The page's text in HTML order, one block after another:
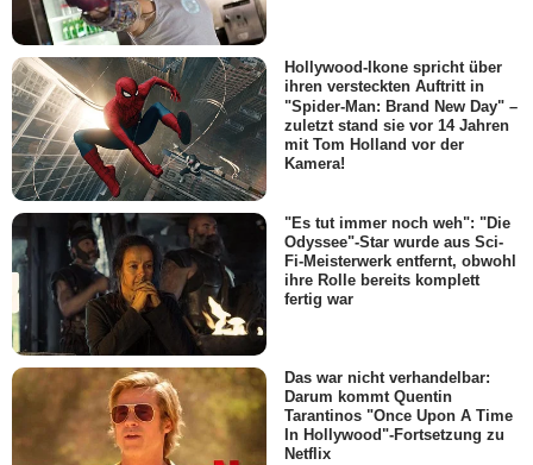
Hollywood-Ikone spricht über
ihren versteckten Auftritt in
"Spider-Man: Brand New Day" –
zuletzt stand sie vor 14 Jahren
mit Tom Holland vor der
Kamera!
"Es tut immer noch weh": "Die
Odyssee"-Star wurde aus Sci-
Fi-Meisterwerk entfernt, obwohl
ihre Rolle bereits komplett
fertig war
Das war nicht verhandelbar:
Darum kommt Quentin
Tarantinos "Once Upon A Time
In Hollywood"-Fortsetzung zu
Netflix